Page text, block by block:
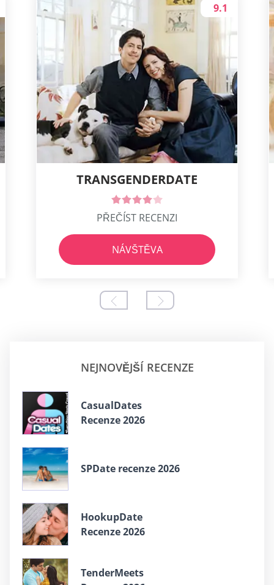
TRANSGENDERDATE
9.1
PŘEČÍST RECENZI
NÁVŠTĚVA
NEJNOVĚJŠÍ RECENZE
СasualDates
Recenze 2026
SPDate recenze 2026
HookupDate
Recenze 2026
TenderMeets